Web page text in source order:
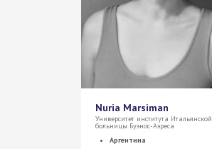
Nuria Marsiman
Университет института Итальянской
больницы Буэнос-Аэреса
Аргентина